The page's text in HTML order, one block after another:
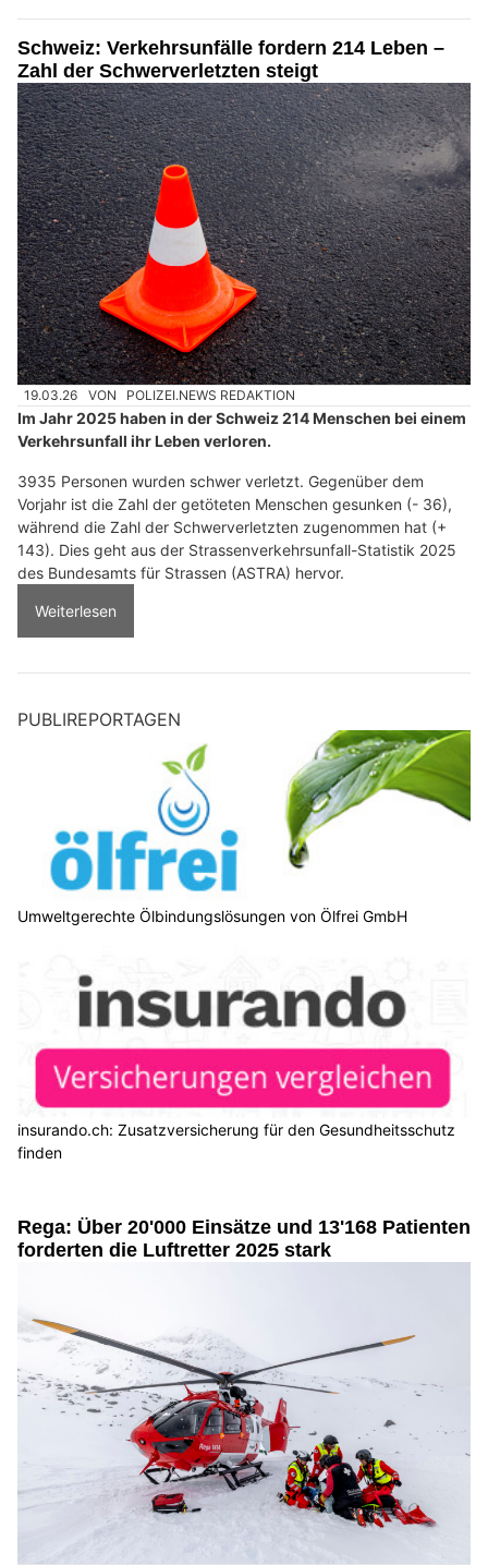
Schweiz: Verkehrsunfälle fordern 214 Leben –
Zahl der Schwerverletzten steigt
19.03.26 VON POLIZEI.NEWS REDAKTION
Im Jahr 2025 haben in der Schweiz 214 Menschen bei einem
Verkehrsunfall ihr Leben verloren.
3935 Personen wurden schwer verletzt. Gegenüber dem
Vorjahr ist die Zahl der getöteten Menschen gesunken (- 36),
während die Zahl der Schwerverletzten zugenommen hat (+
143). Dies geht aus der Strassenverkehrsunfall-Statistik 2025
des Bundesamts für Strassen (ASTRA) hervor.
Weiterlesen
PUBLIREPORTAGEN
Umweltgerechte Ölbindungslösungen von Ölfrei GmbH
insurando.ch: Zusatzversicherung für den Gesundheitsschutz
finden
Rega: Über 20'000 Einsätze und 13'168 Patienten
forderten die Luftretter 2025 stark